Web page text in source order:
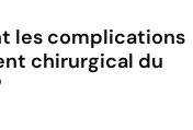
les complications
chirurgical du